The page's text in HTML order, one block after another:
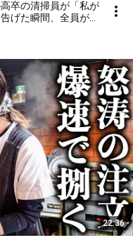
卒の清掃員が「私が
げた瞬間、全員が嘲
静まり返った。#動
物語
22:36